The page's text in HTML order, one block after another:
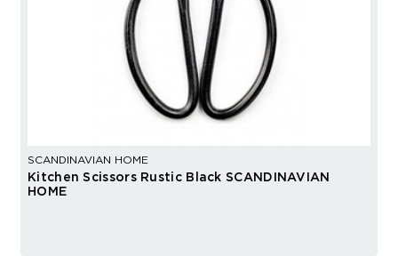
SCANDINAVIAN HOME
Kitchen Scissors Rustic Black SCANDINAVIAN
HOME